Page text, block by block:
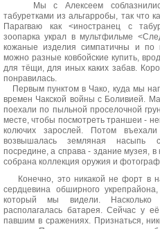
Мы с Алексеем соблазнились
табуретками из альгарробы, так что
Парагваю как <иностранец с
зоопарка украл в мультфильме
кожаные изделия симпатичны и по
можно разные ковбойские купить,
для тёщи, для иных каких забав.
понравилась.
Первым пунктом в Чако, куда мы
времен Чакской войны с Боливией.
поехали по пыльной проселочной
месте, чтобы посмотреть траншеи -
колючих зарослей. Потом
возвышалась земляная насыпь
посредине, а справа - здание музея, в
собрана коллекция оружия и
Конечно, это никакой не форт в
сердцевина обширного
который мы видели.
располагалась батарея. Сейчас у
павшим в сражениях. Признаться,